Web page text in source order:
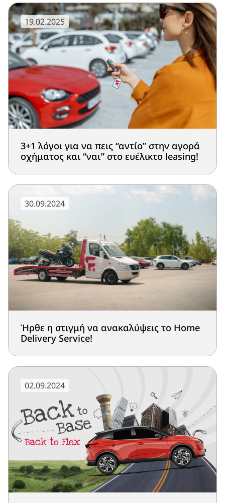
19.02.2025
3+1 λόγοι για να πεις “αντίο” στην αγορά
οχήματος και “ναι” στο ευέλικτο leasing!
30.09.2024
Ήρθε η στιγμή να ανακαλύψεις το Home
Delivery Service!
02.09.2024